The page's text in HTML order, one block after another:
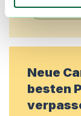
Jetzt
Neue
besten